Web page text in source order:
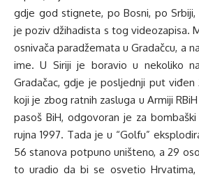
gdje god stignete, po Bosni, po Srbiji,
je poziv džihadista s tog videozapisa.
osnivača paradžemata u Gradačcu, a
ime. U Siriji je boravio u nekoliko
Gradačac, gdje je posljednji put viđen
koji je zbog ratnih zasluga u Armiji
pasoš BiH, odgovoran je za
rujna 1997. Tada je u “Golfu”
56 stanova potpuno uništeno, a 29
to uradio da bi se osvetio